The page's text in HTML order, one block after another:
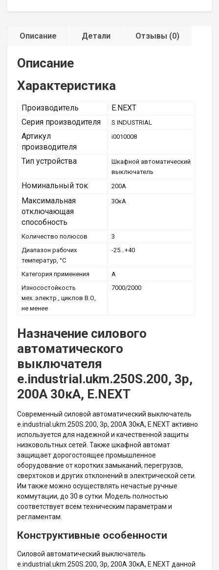
Описание Детали Отзывы (0)
Описание
Характеристика
Производитель
E.NEXT
Серия производителя
S INDUSTRIAL
Артикул
производителя
i0010008
Тип устройства
Шкафной автоматический
выключатель
Номинальный ток 200А
Максимальная
отключающая
способность
30кА
Количество полюсов
3
Диапазон рабочих
температур, °С
-25…+40
Категория применения
А
Износостойкость
мех..электр., циклов В.О,
не менеe
7000/2000
Назначение силового
автоматического
выключателя
e.industrial.ukm.250S.200, 3р,
200А 30кА, E.NEXT
Современный силовой автоматический выключатель
e.industrial.ukm.250S.200, 3р, 200А 30кА, E.NEXT активно
используется для надежной и качественной защиты
низковольтных сетей. Также шкафной автомат
защищает дорогостоящее промышленное
оборудование от коротких замыканий, перегрузов,
сверхтоков и других отклонений в электрической сети.
Им также можно осуществлять нечастые ручные
коммутации, до 30 в сутки. Модель полностью
соответствует всем техническим параметрам и
регламентам.
Конструктивные особенности
Силовой автоматический выключатель
e.industrial.ukm.250S.200, 3р, 200А 30кА, E.NEXT данной